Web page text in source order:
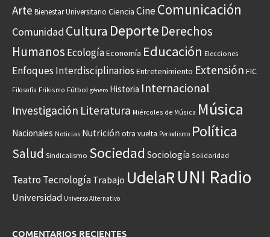
Arte Bienestar Universitario Ciencia CineComunicación
Comunidad Cultura Deporte Derechos
Humanos EcologíaEconomía Educación Elecciones
Enfoques Interdisciplinarios Entretenimiento Extensión FIC
Filosofía Frikismo Fútbol género Historia Internacional
Investigación Literatura Miércoles de Música Música
Nacionales Noticias Nutrición otra vuelta Periodismo Política
Salud Sindicalismo Sociedad Sociología Solidaridad
Teatro Tecnología Trabajo UdelaRUNI Radio
Universidad Universo Alternativo
COMENTARIOS RECIENTES